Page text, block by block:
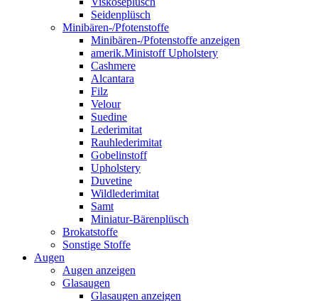
Seidenplüsch
Minibären-/Pfotenstoffe
Minibären-/Pfotenstoffe anzeigen
amerik.Ministoff Upholstery
Cashmere
Alcantara
Filz
Velour
Suedine
Lederimitat
Rauhlederimitat
Gobelinstoff
Upholstery
Duvetine
Wildlederimitat
Samt
Miniatur-Bärenplüsch
Brokatstoffe
Sonstige Stoffe
Augen
Augen anzeigen
Glasaugen
Glasaugen anzeigen